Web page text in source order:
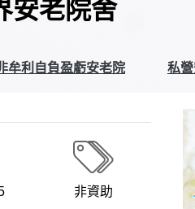
安老院舍
牟利自負盈虧安老院 私
非資助